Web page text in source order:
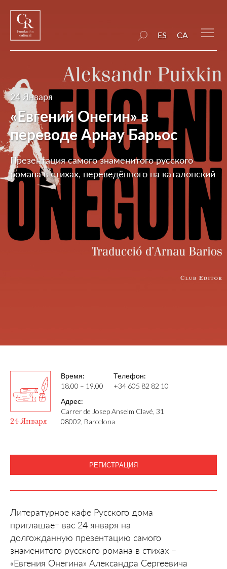
ES CA
24 Января
«Евгений Онегин» в
переводе Арнау Барьос
Презентация самого знаменитого русского
романа в стихах, переведённого на каталонский
24 Января
Время:
18.00 – 19.00
Телефон:
+34 605 82 82 10
Адрес:
Carrer de Josep Anselm Clavé, 31
08002, Barcelona
РЕГИСТРАЦИЯ
Литературное кафе Русского дома
приглашает вас 24 января на
долгожданную презентацию самого
знаменитого русского романа в стихах –
«Евгения Онегина» Александра Сергеевича